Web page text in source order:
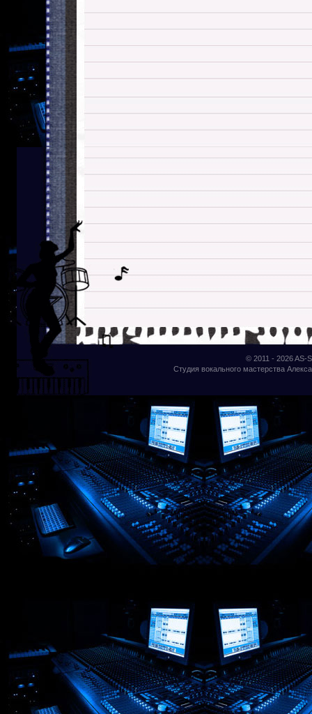
© 2011 - 2026AS-
Студия вокального мастерства